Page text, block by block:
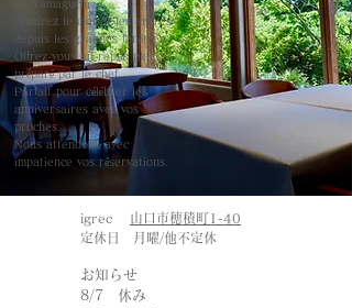
de Yamaguchi
Admirez le ciel et les arbres
depuis les grandes fenêtres
Offrez-vous un repas plat
préparé par le chef. ​
Parfait pour célébrer les
anniversaires avec vos
proches...
​Nous attendons avec
impatience vos réservations.
​igrec 山口市穂積町1-40
​定休日 月曜/他不定休
お知らせ
8/7 休み